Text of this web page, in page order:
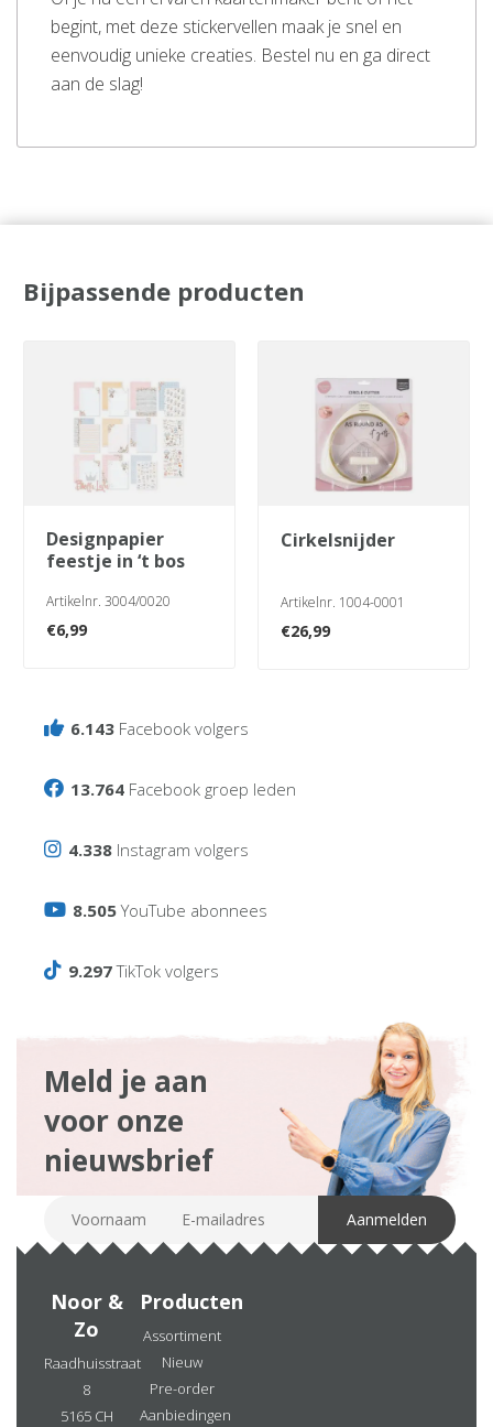
begint, met deze stickervellen maak je snel en
eenvoudig unieke creaties. Bestel nu en ga direct
aan de slag!
Bijpassende producten
designpapier
feestje in ‘t bos
Artikelnr. 3004/0020
€6,99
cirkelsnijder
Artikelnr. 1004-0001
€26,99
6.143 Facebook volgers
13.764 Facebook groep leden
4.338 Instagram volgers
8.505YouTube abonnees
9.297TikTok volgers
Meld je aan
voor onze
nieuwsbrief
Noor &
Zo
Raadhuisstraat
8
5165 CH
Producten
Assortiment
Nieuw
Pre-order
Aanbiedingen